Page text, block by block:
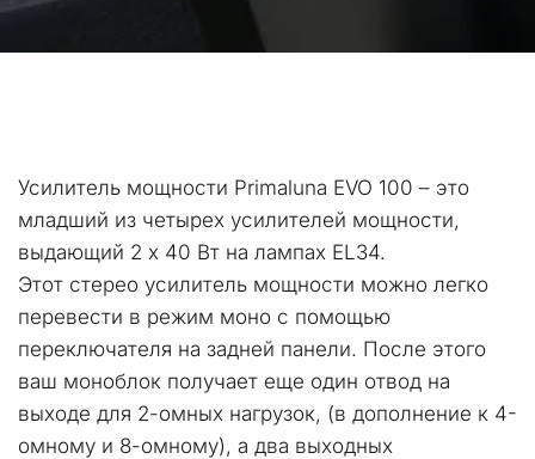
Усилитель мощности Primaluna EVO 100 – это
младший из четырех усилителей мощности,
выдающий 2 х 40 Вт на лампах EL34.
Этот стерео усилитель мощности можно легко
перевести в режим моно с помощью
переключателя на задней панели. После этого
ваш моноблок получает еще один отвод на
выходе для 2-омных нагрузок, (в дополнение к 4-
омному и 8-омному), а два выходных